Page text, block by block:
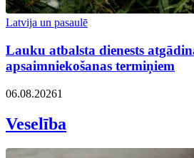
Latvija un pasaulē
Lauku atbalsta dienests
apsaimniekošanas termiņiem
06.08.20261
Veselība